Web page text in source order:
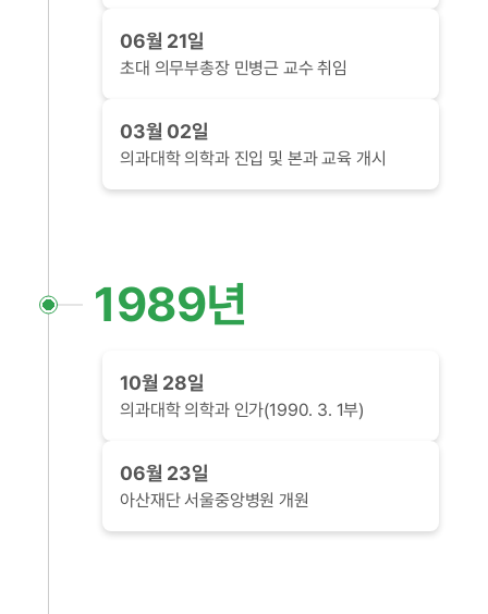
06월 21일
초대 의무부총장 민병근 교수 취임
03월 02일
의과대학 의학과 진입 및 본과 교육 개시
1989년
10월 28일
의과대학 의학과 인가(1990. 3. 1부)
06월 23일
아산재단 서울중앙병원 개원